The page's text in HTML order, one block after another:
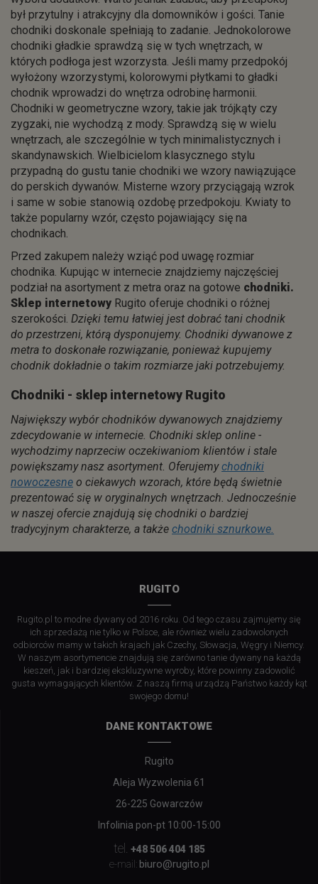
był przytulny i atrakcyjny dla domowników i gości. Tanie
chodniki doskonale spełniają to zadanie. Jednokolorowe
chodniki gładkie sprawdzą się w tych wnętrzach, w
których podłoga jest wzorzysta. Jeśli mamy przedpokój
wyłożony wzorzystymi, kolorowymi płytkami to gładki
chodnik wprowadzi do wnętrza odrobinę harmonii.
Chodniki w geometryczne wzory, takie jak trójkąty czy
zygzaki, nie wychodzą z mody. Sprawdzą się w wielu
wnętrzach, ale szczególnie w tych minimalistycznych i
skandynawskich. Wielbicielom klasycznego stylu
przypadną do gustu tanie chodniki we wzory nawiązujące
do perskich dywanów. Misterne wzory przyciągają wzrok
i same w sobie stanowią ozdobę przedpokoju. Kwiaty to
także popularny wzór, często pojawiający się na
chodnikach.
Przed zakupem należy wziąć pod uwagę rozmiar
chodnika. Kupując w internecie znajdziemy najczęściej
podział na asortyment z metra oraz na gotowe chodniki.
Sklep internetowy Rugito oferuje chodniki o różnej
szerokości. Dzięki temu łatwiej jest dobrać tani chodnik
do przestrzeni, którą dysponujemy. Chodniki dywanowe z
metra to doskonałe rozwiązanie, ponieważ kupujemy
chodnik dokładnie o takim rozmiarze jaki potrzebujemy.
Chodniki - sklep internetowy Rugito
Największy wybór chodników dywanowych znajdziemy
zdecydowanie w internecie. Chodniki sklep online -
wychodzimy naprzeciw oczekiwaniom klientów i stale
powiększamy nasz asortyment. Oferujemychodniki
nowoczesne o ciekawych wzorach, które będą świetnie
prezentować się w oryginalnych wnętrzach. Jednocześnie
w naszej ofercie znajdują się chodniki o bardziej
tradycyjnym charakterze, a także chodniki sznurkowe.
RUGITO
Rugito.pl to modne dywany od 2016 roku. Od tego czasu zajmujemy się
ich sprzedażą nie tylko w Polsce, ale również wielu zadowolonych
odbiorców mamy w takich krajach jak Czechy, Słowacja, Węgry i Niemcy.
W naszym asortymencie znajdują się zarówno tanie dywany na każdą
kieszeń, jak i bardziej ekskluzywne wyroby, które powinny zadowolić
gusta wymagających klientów. Z naszą firmą urządzą Państwo każdy kąt
swojego domu!
DANE KONTAKTOWE
Rugito
Aleja Wyzwolenia 61
26-225 Gowarczów
Infolinia pon-pt 10:00-15:00
tel.
+48 506 404 185
e-mail: biuro@rugito.pl